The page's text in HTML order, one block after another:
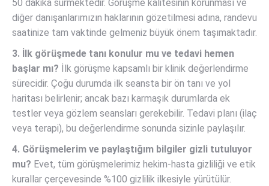
50 dakika sürmektedir. Görüşme kalitesinin korunması ve
diğer danışanlarımızın haklarının gözetilmesi adına, randevu
saatinize tam vaktinde gelmeniz büyük önem taşımaktadır.
3. İlk görüşmede tanı konulur mu ve tedavi hemen
başlar mı? İlk görüşme kapsamlı bir klinik değerlendirme
sürecidir. Çoğu durumda ilk seansta bir ön tanı ve yol
haritası belirlenir; ancak bazı karmaşık durumlarda ek
testler veya gözlem seansları gerekebilir. Tedavi planı (ilaç
veya terapi), bu değerlendirme sonunda sizinle paylaşılır.
4. Görüşmelerim ve paylaştığım bilgiler gizli tutuluyor
mu? Evet, tüm görüşmelerimiz hekim-hasta gizliliği ve etik
kurallar çerçevesinde %100 gizlilik ilkesiyle yürütülür.